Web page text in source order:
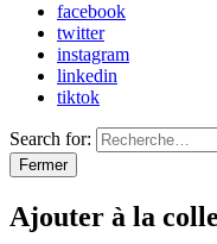
facebook
twitter
instagram
linkedin
tiktok
Search for:
Fermer
Ajouter à la